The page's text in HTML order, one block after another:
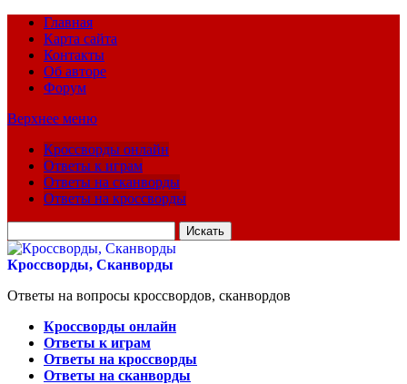
Главная
Карта сайта
Контакты
Об авторе
Форум
Верхнее меню
Кроссворды онлайн
Ответы к играм
Ответы на сканворды
Ответы на кроссворды
для:
Кроссворды, Сканворды
Ответы на вопросы кроссвордов, сканвордов
Кроссворды онлайн
Ответы к играм
Ответы на кроссворды
Ответы на сканворды